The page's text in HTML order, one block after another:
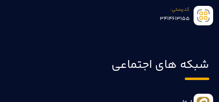
کدپستی:
3414613155
شبکه های اجتماعی